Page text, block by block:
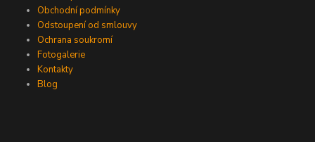
Obchodní podmínky
Odstoupení od smlouvy
Ochrana soukromí
Fotogalerie
Kontakty
Blog